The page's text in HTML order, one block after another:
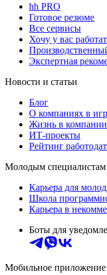
hh PRO
Готовое резюме
Все сервисы
Хочу у вас
Экспертная
Новости и статьи
Блог
О компаниях в
Жизнь в компании
ИТ-проекты
Рейтинг
Молодым специалистам
Карьера для
Школа
Карьера в
Боты для
Мобильное приложение